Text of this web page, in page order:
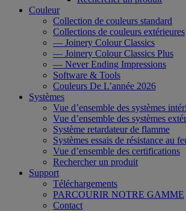
Couleur
Collection de couleurs standard
Collections de couleurs extérieures
— Joinery Colour Classics
— Joinery Colour Classics Plus
— Never Ending Impressions
Software & Tools
Couleurs De L’année 2026
Systèmes
Vue d’ensemble des systèmes
Vue d’ensemble des systèmes
Système retardateur de flamme
Systèmes essais de résistance au
Vue d’ensemble des certifications
Rechercher un produit
Support
Téléchargements
PARCOURIR NOTRE GAMME
Contact